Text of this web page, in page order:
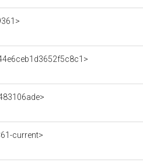
current>